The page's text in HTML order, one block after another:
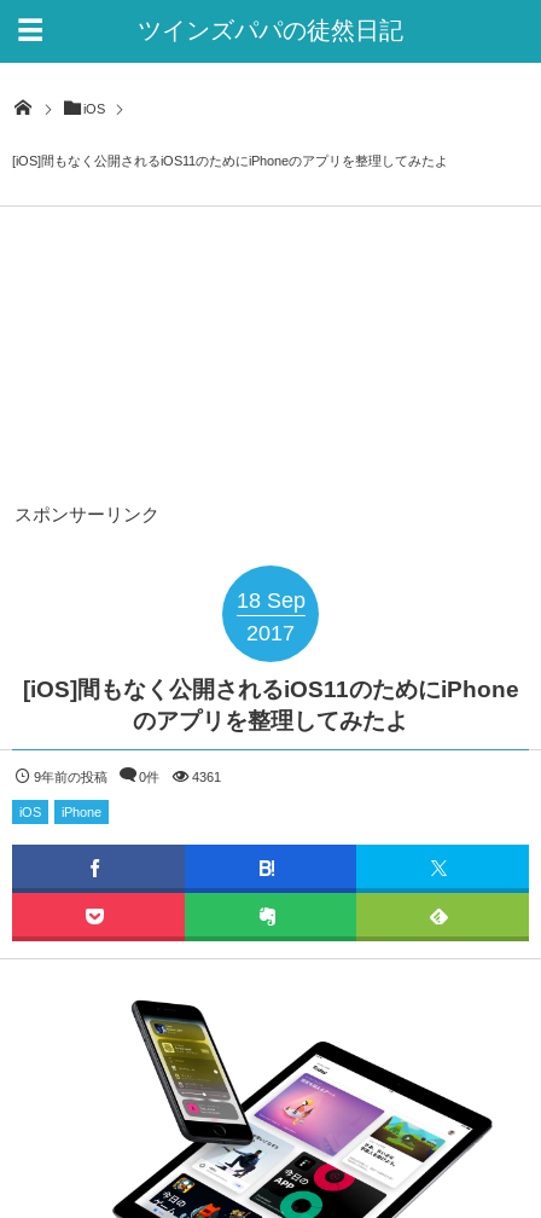
ツインズパパの徒然日記
iOS
[iOS]間もなく公開されるiOS11のためにiPhoneのアプリを整理してみたよ
スポンサーリンク
18 Sep
2017
[iOS]間もなく公開されるiOS11のためにiPhone
のアプリを整理してみたよ
9年前の投稿 0件 4361
iOS iPhone